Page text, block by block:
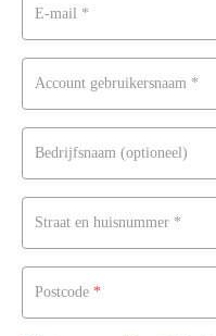
E-mail *
Account gebruikersnaam *
Bedrijfsnaam (optioneel)
Straat en huisnummer *
Postcode *